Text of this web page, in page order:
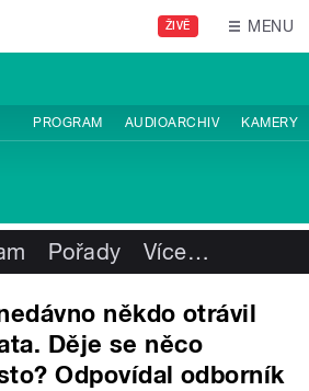
ŽIVĚ MENU
PROGRAM AUDIOARCHIV KAMERY
Pořady Více…
někdo otrávil
Děje se něco
Odpovídal odborník